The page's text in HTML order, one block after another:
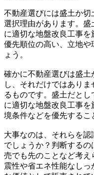
不動産選びには盛土か
選択理由があります。盛
に適切な地盤改良工事を
優先順位の高い、立地や
ょう。
確かに不動産選びは盛
し、それだけではあり
るものです。盛土だと
に適切な地盤改良工事
境条件などを優先するこ
大事なのは、それらを
でしょうか？判断する
売でも先のことなど考
震性や省エネ性能なし